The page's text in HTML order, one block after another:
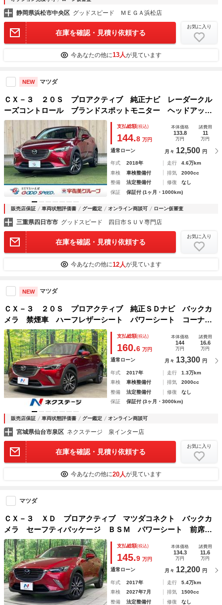
静岡県浜松市中央区 グッドスピード ＭＥＧＡ浜松店
在庫を確認・見積り依頼する
お気に入り
今あなたの他に13人が見ています
NEW マツダ
ＣＸ－３ ２０Ｓ プロアクティブ 純正ナビ レーダークル
ーズコントロール ブランドスポットモニター ヘッドアップ
ディスプレイ クリアランスソナー ＣＤ・ＤＶＤ再生 バッ
クカメラ レーンキープ ＬＥＤ スマートキー 純正１８型
アルミ
支払総額(税込)
144.8 万円
本体価格
133.8
万円
諸費用
11
万円
通常ローン 月々 12,500 円
年式 2018年 走行
4.6万km
車検
車検整備付 排気
2000cc
整備
法定整備付 修復
なし
保証
保証付 (1ヶ月・1000km)
販売店保証 車両状態評価書 グー鑑定 オンライン商談可 ローン仮審査
三重県四日市市 グッドスピード 四日市ＳＵＶ専門店
在庫を確認・見積り依頼する
お気に入り
今あなたの他に12人が見ています
NEW マツダ
ＣＸ－３ ２０Ｓ プロアクティブ 純正ＳＤナビ バックカ
メラ 禁煙車 ハーフレザーシート パワーシート コーナー
センサー スマートキー ＬＥＤヘッド 純正１８インチアル
ミ オートライト オートエアコン Ｂｌｕｅｔｏｏｔｈ Ｃ
Ｄ
支払総額(税込)
160.6 万円
本体価格
144
万円
諸費用
16.6
万円
通常ローン 月々 13,300 円
年式 2017年 走行
1.3万km
車検
車検整備付 排気
2000cc
整備
法定整備付 修復
なし
保証
保証付 (3ヶ月・3000km)
販売店保証 車両状態評価書 グー鑑定 オンライン商談可
宮城県仙台市泉区 ネクステージ 泉インター店
在庫を確認・見積り依頼する
お気に入り
今あなたの他に20人が見ています
マツダ
ＣＸ－３ ＸＤ プロアクティブ マツダコネクト バックカ
メラ セーフティパッケージ ＢＳＭ パワーシート 前席シ
ートヒーター ステアリングヒーター コーナーセンサー Ｅ
ＴＣ フルセグＴＶ ハーフレザーシート アダプティブＬＥ
Ｄ
支払総額(税込)
145.9 万円
本体価格
134.3
万円
諸費用
11.6
万円
通常ローン 月々 12,200 円
年式 2017年 走行
5.4万km
車検
2027年7月 排気
1500cc
整備
法定整備付 修復
なし